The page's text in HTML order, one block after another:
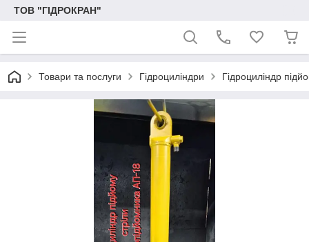
ТОВ "ГІДРОКРАН"
Товари та послуги Гідроциліндри Гідроциліндр